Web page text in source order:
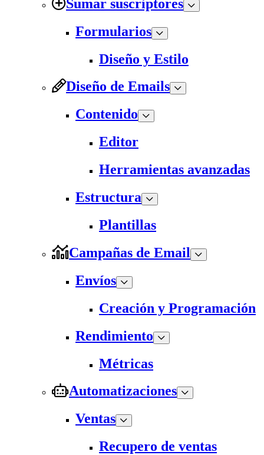
Sumar suscriptores
Formularios
Diseño y Estilo
Diseño de Emails
Contenido
Editor
Herramientas avanzadas
Estructura
Plantillas
Campañas de Email
Envíos
Creación y Programación
Rendimiento
Métricas
Automatizaciones
Ventas
Recupero de ventas